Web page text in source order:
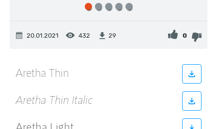
20.01.2021 432 29 0